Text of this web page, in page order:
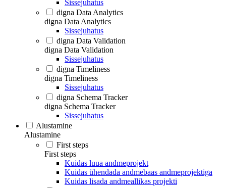
Sissejuhatus
digna Data Analytics
digna Data Analytics
Sissejuhatus
digna Data Validation
digna Data Validation
Sissejuhatus
digna Timeliness
digna Timeliness
Sissejuhatus
digna Schema Tracker
digna Schema Tracker
Sissejuhatus
Alustamine
Alustamine
First steps
First steps
Kuidas luua andmeprojekt
Kuidas ühendada andmebaas andmeprojektiga
Kuidas lisada andmeallikas projekti